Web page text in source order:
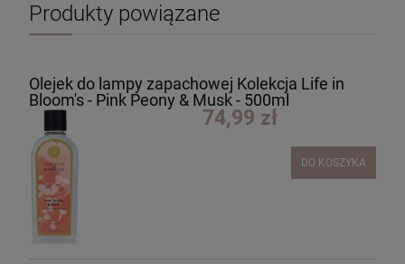
Produkty powiązane
Olejek do lampy zapachowej Kolekcja Life in
Bloom's - Pink Peony & Musk - 500ml
74,99 zł
DO KOSZYKA